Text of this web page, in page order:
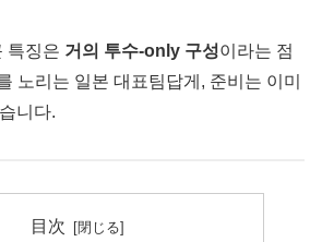
특징은 거의 투수-only 구성이라는 점
노리는 일본 대표팀답게, 준비는 이미
니다.
目次